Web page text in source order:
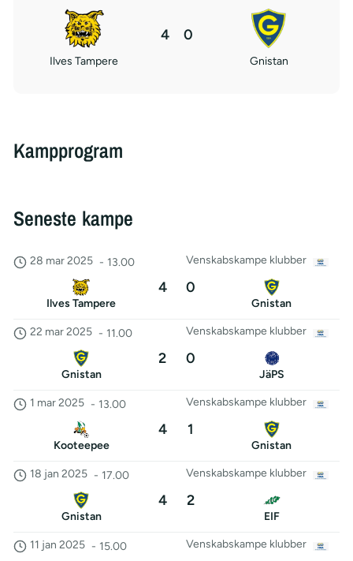
Ilves Tampere
4 0
Gnistan
Kampprogram
Seneste kampe
Venskabskampe klubber
28 mar 2025 - 13.00
Ilves Tampere
4 0
Gnistan
Venskabskampe klubber
22 mar 2025 - 11.00
Gnistan
2 0
JäPS
Venskabskampe klubber
1 mar 2025 - 13.00
Kooteepee
4 1
Gnistan
Venskabskampe klubber
18 jan 2025 - 17.00
Gnistan
4 2
EIF
Venskabskampe klubber
11 jan 2025 - 15.00